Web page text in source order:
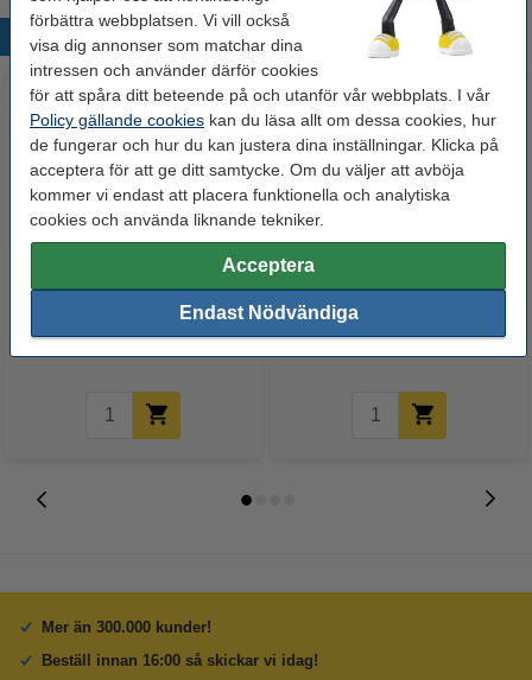
förbättra webbplatsen. Vi vill också
visa dig annonser som matchar dina
intressen och använder därför cookies
för att spåra ditt beteende på och utanför vår webbplats. I vår
Policy gällande cookies kan du läsa allt om dessa cookies, hur
de fungerar och hur du kan justera dina inställningar. Klicka på
acceptera för att ge ditt samtycke. Om du väljer att avböja
kommer vi endast att placera funktionella och analytiska
cookies och använda liknande tekniker.
Acceptera
Endast Nödvändiga
Populära produkter
blandade färger | 123ink | 6st
34 kr 49 kr
Mer än 300.000 kunder!
Beställ innan 16:00 så skickar vi idag!